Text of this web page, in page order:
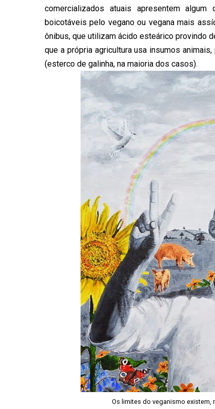
comercializados atuais apresentem
boicotáveis pelo vegano ou vegana mais
ônibus, que utilizam ácido esteárico provindo
que a própria agricultura usa insumos
(esterco de galinha, na maioria dos casos).
Os limites do veganismo existem,